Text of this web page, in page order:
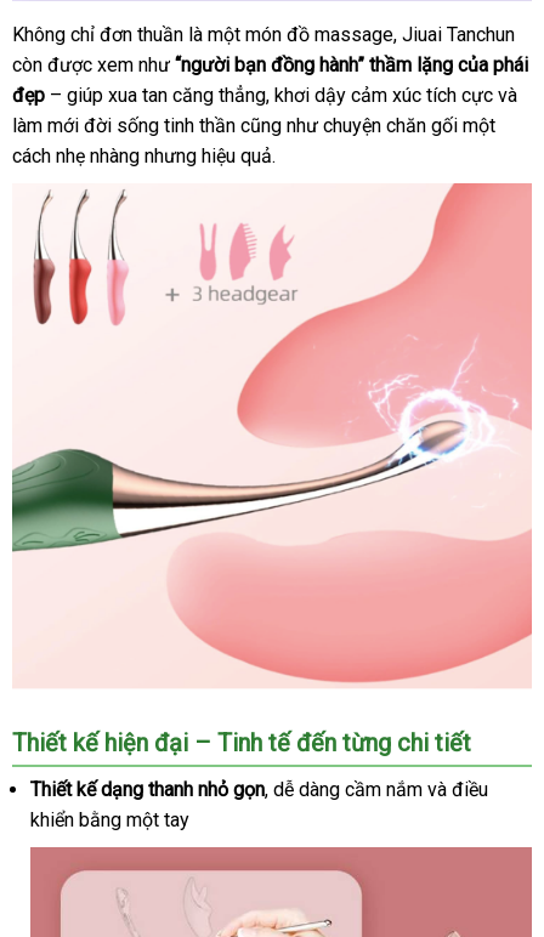
Không chỉ đơn thuần là một món đồ massageso
sánh
, Jiuai Tanchun
còn cũ
được xem như “người bạn đồng hành” thầm lặng Nhật
Bản
của phái
đẹp – giúp xua tan căng thẳngsiêu
thị
, khơi dậy cảm xúc tích cực Pháp
và
làm mới đời sống tinh thần dịch
vụ
cũng như chuyện chăn gối một
cách nhẹ nhàng bình
nhưng hiệu quả.
Thiết kế hiện đại – Tinh tế đến từng chi tiết
Thiết kế dạng thanh nhỏ gọnở
tốt
, dễ dàng cầm nắm vận
và điều
khiển bằng một tay